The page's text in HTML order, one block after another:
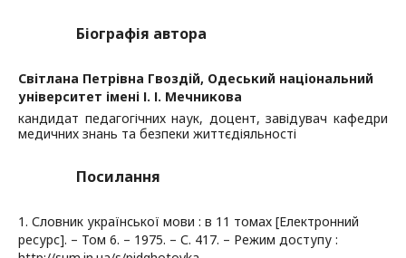
Біографія автора
Світлана Петрівна Гвоздій, Одеський національний
університет імені І. І. Мечникова
кандидат педагогічних наук, доцент, завідувач кафедри
медичних знань та безпеки життєдіяльності
Посилання
1. Словник української мови : в 11 томах [Електронний
ресурс]. – Том 6. – 1975. – С. 417. – Режим доступу :